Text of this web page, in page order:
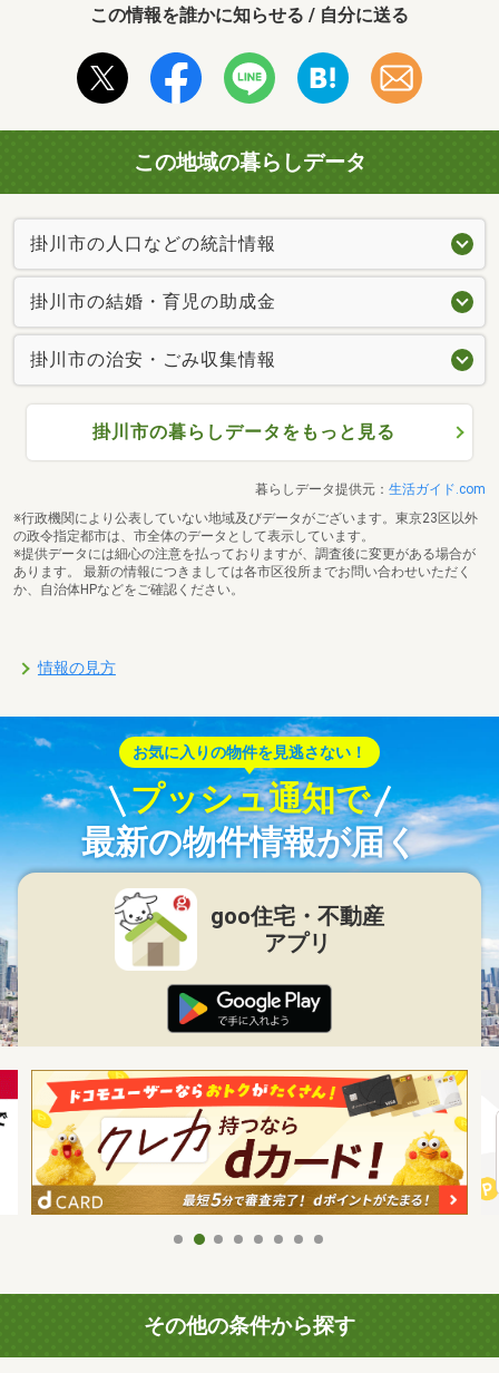
この情報を誰かに知らせる / 自分に送る
この地域の暮らしデータ
掛川市の人口などの統計情報
掛川市の結婚・育児の助成金
掛川市の治安・ごみ収集情報
掛川市の暮らしデータをもっと見る
暮らしデータ提供元： 生活ガイド.com
※行政機関により公表していない地域及びデータがございます。東京23区以外
の政令指定都市は、市全体のデータとして表示しています。
※提供データには細心の注意を払っておりますが、調査後に変更がある場合が
あります。 最新の情報につきましては各市区役所までお問い合わせいただく
か、自治体HPなどをご確認ください。
情報の見方
お気に入りの物件を見逃さない！
プッシュ通知で
最新の物件情報が届く
goo住宅・不動産
アプリ
その他の条件から探す